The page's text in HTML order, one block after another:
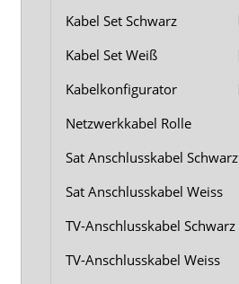
Kabel Set Schwarz
Kabel Set Weiß
Kabelkonfigurator
Netzwerkkabel Rolle
Sat Anschlusskabel Schwarz
Sat Anschlusskabel Weiss
TV-Anschlusskabel Schwarz
TV-Anschlusskabel Weiss